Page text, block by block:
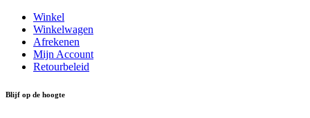
Winkel
Winkelwagen
Afrekenen
Mijn Account
Retourbeleid
Blijf op de hoogte